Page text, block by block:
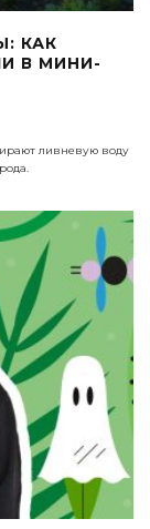
КАК
В МИНИ-
ливневую воду